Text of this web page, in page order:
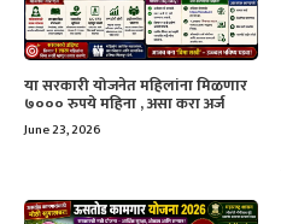
या सरकारी योजनेत महिलांना मिळणार
७००० रुपये महिना , असा करा अर्ज
June 23, 2026